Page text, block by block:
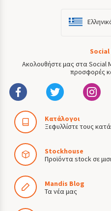
Social
Ακολουθήστε μας στα Social
προσφορές
Κατάλογοι
Ξεφυλλίστε τους
Stockhouse
Προϊόντα stock σε
Mandis Blog
Τα νέα μας